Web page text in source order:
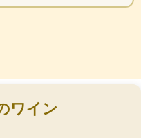
ワイン